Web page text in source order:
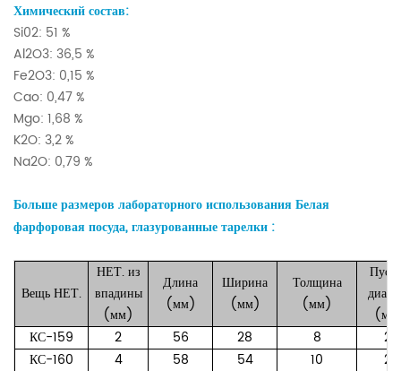
Химический состав:
Si02: 51 %
Al2O3: 36,5 %
Fe2O3: 0,15 %
Cao: 0,47 %
Mgo: 1,68 %
K2O: 3,2 %
Na2O: 0,79 %
Больше размеров лабораторного использования Белая
фарфоровая посуда, глазурованные тарелки :
ВещьНЕТ.
НЕТ.из
впадины
(мм)
Длина
(мм)
Ширина
(мм)
Толщина
(мм)
КС-159
2 56 28 8
21
КС-160
4 58 54 10
21